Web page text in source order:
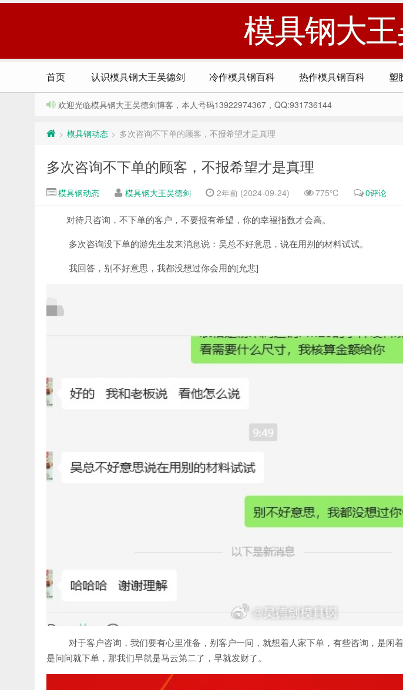
模具钢大
首页 认识模具钢大王吴德剑 冷作模具钢百科 热作模具钢百科 塑
欢迎光临模具钢大王吴德剑博客，本人号码13922974367，QQ:931736144
> 模具钢动态 > 多次咨询不下单的顾客，不报希望才是真理
多次咨询不下单的顾客，不报希望才是真理
模具钢动态 模具钢大王吴德剑 2年前 (2024-09-24) 775℃ 0评论
对待只咨询，不下单的客户，不要报有希望，你的幸福指数才会高。
多次咨询没下单的游先生发来消息说：吴总不好意思，说在用别的材料试试。
我回答，别不好意思，我都没想过你会用的[允悲]
对于客户咨询，我们要有心里准备，别客户一问，就想着人家下单，有些咨询，是闲
是问问就下单，那我们早就是马云第二了，早就发财了。